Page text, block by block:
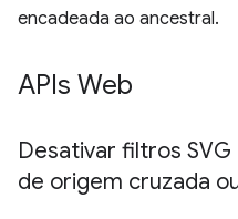
encadeada ao ancestral.
APIs Web
Desativar filtros
de origem cruzada